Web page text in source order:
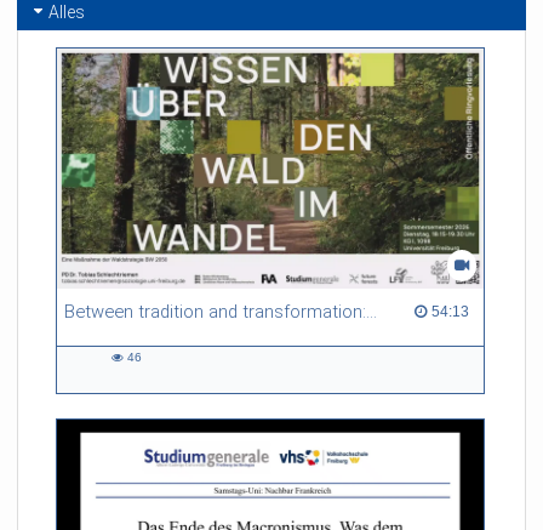
Alles
Between tradition and transformation: how owners, advisers and institutions co-create knowledge for resilient forests in Europe 54:13
54:13 duration
46